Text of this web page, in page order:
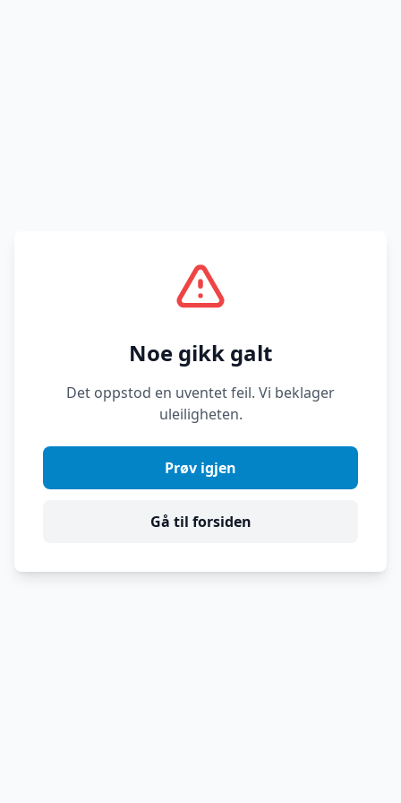
Noe gikk galt
Det oppstod en uventet feil. Vi beklager
uleiligheten.
Prøv igjen
Gå til forsiden